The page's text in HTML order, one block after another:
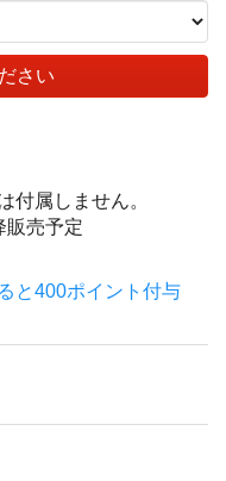
さい
付属しません。
販売予定
と400ポイント付与